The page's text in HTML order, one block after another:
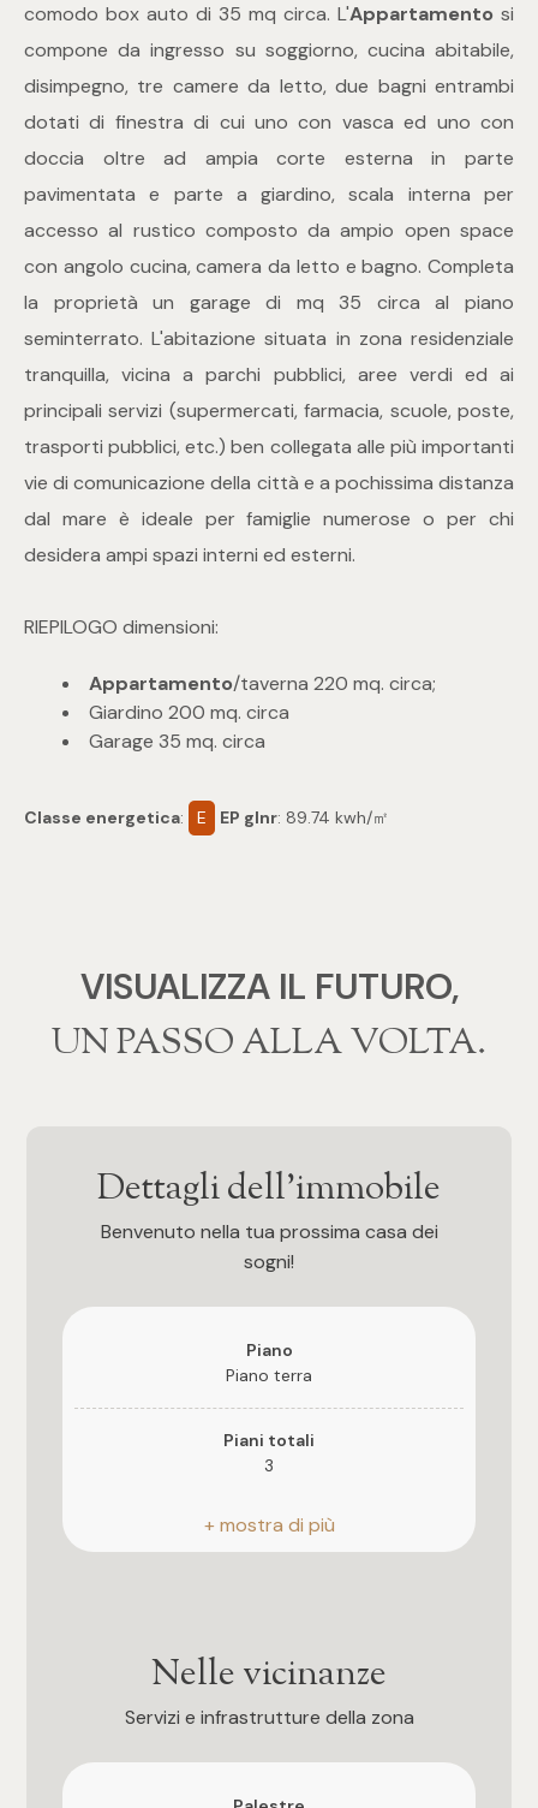
comodo box auto di 35 mq circa. L'Appartamento si
compone da ingresso su soggiorno, cucina abitabile,
disimpegno, tre camere da letto, due bagni entrambi
dotati di finestra di cui uno con vasca ed uno con
doccia oltre ad ampia corte esterna in parte
pavimentata e parte a giardino, scala interna per
accesso al rustico composto da ampio open space
con angolo cucina, camera da letto e bagno. Completa
la proprietà un garage di mq 35 circa al piano
seminterrato. L'abitazione situata in zona residenziale
tranquilla, vicina a parchi pubblici, aree verdi ed ai
principali servizi (supermercati, farmacia, scuole, poste,
trasporti pubblici, etc.) ben collegata alle più importanti
vie di comunicazione della città e a pochissima distanza
dal mare è ideale per famiglie numerose o per chi
desidera ampi spazi interni ed esterni.
RIEPILOGO dimensioni:
Appartamento/taverna 220 mq. circa;
Giardino 200 mq. circa
Garage 35 mq. circa
Classe energetica: E EP glnr: 89.74 kwh/㎡
VISUALIZZA IL FUTURO,
‍‍UN PASSO ALLA VOLTA.
Dettagli dell'immobile
Benvenuto nella tua prossima casa dei
sogni!
Piano
Piano terra
Piani totali
3
Riscaldamento
Autonomo
Anno di costruzione
Esposizione
Nelle vicinanze
Servizi e infrastrutture della zona
Totale
mq
Locali
Qualsiasi
1
2
Bagni